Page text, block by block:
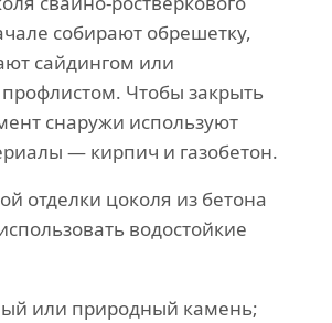
собирают обрешетку,
сайдингом или
Чтобы закрыть
снаружи используют
— кирпич и газобетон.
отделки цоколя из бетона
водостойкие
или природный камень;